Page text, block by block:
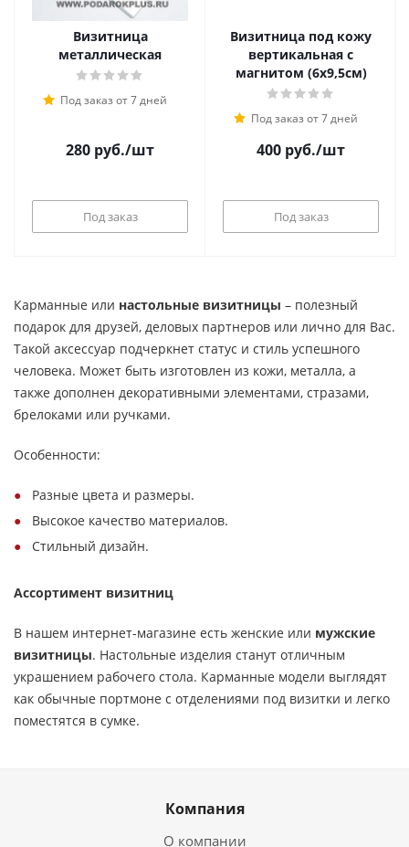
Визитница
металлическая
Под заказ от 7 дней
280 руб./шт
Под заказ
Визитница под кожу
вертикальная с
магнитом (6х9,5см)
Под заказ от 7 дней
400 руб./шт
Под заказ
Карманные или настольные визитницы – полезный
подарок для друзей, деловых партнеров или лично для Вас.
Такой аксессуар подчеркнет статус и стиль успешного
человека. Может быть изготовлен из кожи, металла, а
также дополнен декоративными элементами, стразами,
брелоками или ручками.
Особенности:
Разные цвета и размеры.
Высокое качество материалов.
Стильный дизайн.
Ассортимент визитниц
В нашем интернет-магазине есть женские или мужские
визитницы. Настольные изделия станут отличным
украшением рабочего стола. Карманные модели выглядят
как обычные портмоне с отделениями под визитки и легко
поместятся в сумке.
Компания
О компании